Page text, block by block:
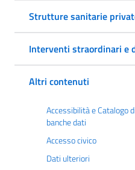
Strutture sanitarie
Interventi straordinari e
Altri contenuti
Accessibilità e Catalogo
banche dati
Accesso civico
Dati ulteriori